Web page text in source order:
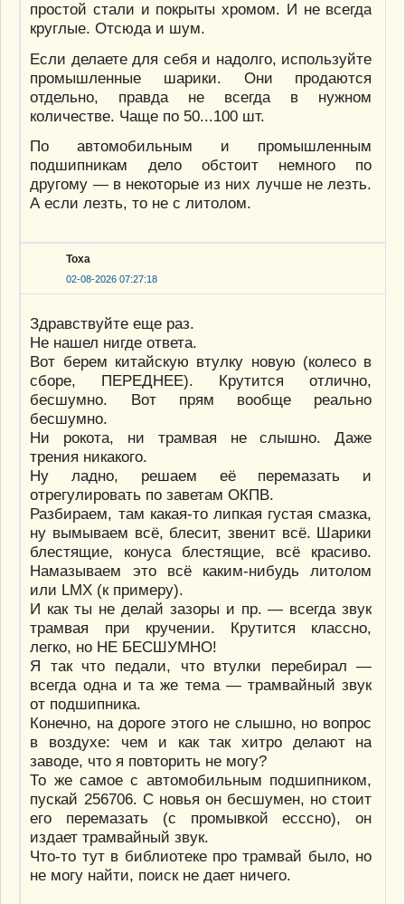
простой стали и покрыты хромом. И не всегда
круглые. Отсюда и шум.
Если делаете для себя и надолго, используйте
промышленные шарики. Они продаются
отдельно, правда не всегда в нужном
количестве. Чаще по 50...100 шт.
По автомобильным и промышленным
подшипникам дело обстоит немного по
другому — в некоторые из них лучше не лезть.
А если лезть, то не с литолом.
Тоха
02-08-2026 07:27:18
Здравствуйте еще раз.
Не нашел нигде ответа.
Вот берем китайскую втулку новую (колесо в
сборе, ПЕРЕДНЕЕ). Крутится отлично,
бесшумно. Вот прям вообще реально
бесшумно.
Ни рокота, ни трамвая не слышно. Даже
трения никакого.
Ну ладно, решаем её перемазать и
отрегулировать по заветам ОКПВ.
Разбираем, там какая-то липкая густая смазка,
ну вымываем всё, блесит, звенит всё. Шарики
блестящие, конуса блестящие, всё красиво.
Намазываем это всё каким-нибудь литолом
или LMX (к примеру).
И как ты не делай зазоры и пр. — всегда звук
трамвая при кручении. Крутится классно,
легко, но НЕ БЕСШУМНО!
Я так что педали, что втулки перебирал —
всегда одна и та же тема — трамвайный звук
от подшипника.
Конечно, на дороге этого не слышно, но вопрос
в воздухе: чем и как так хитро делают на
заводе, что я повторить не могу?
То же самое с автомобильным подшипником,
пускай 256706. С новья он бесшумен, но стоит
его перемазать (с промывкой есссно), он
издает трамвайный звук.
Что-то тут в библиотеке про трамвай было, но
не могу найти, поиск не дает ничего.